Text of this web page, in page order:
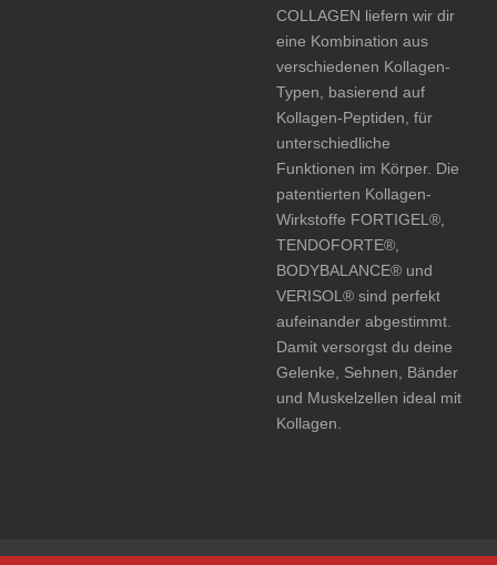
COLLAGEN liefern wir dir
eine Kombination aus
verschiedenen Kollagen-
Typen, basierend auf
Kollagen-Peptiden, für
unterschiedliche
Funktionen im Körper. Die
patentierten Kollagen-
Wirkstoffe FORTIGEL®,
TENDOFORTE®,
BODYBALANCE® und
VERISOL® sind perfekt
aufeinander abgestimmt.
Damit versorgst du deine
Gelenke, Sehnen, Bänder
und Muskelzellen ideal mit
Kollagen.